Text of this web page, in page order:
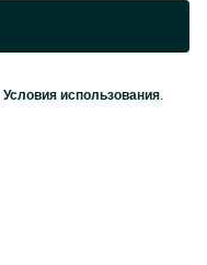
Условия использования.